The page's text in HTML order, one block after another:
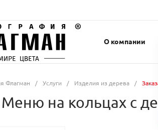
О компании
Флагман / Услуги / Изделия из дерева /
Меню на кольцах с